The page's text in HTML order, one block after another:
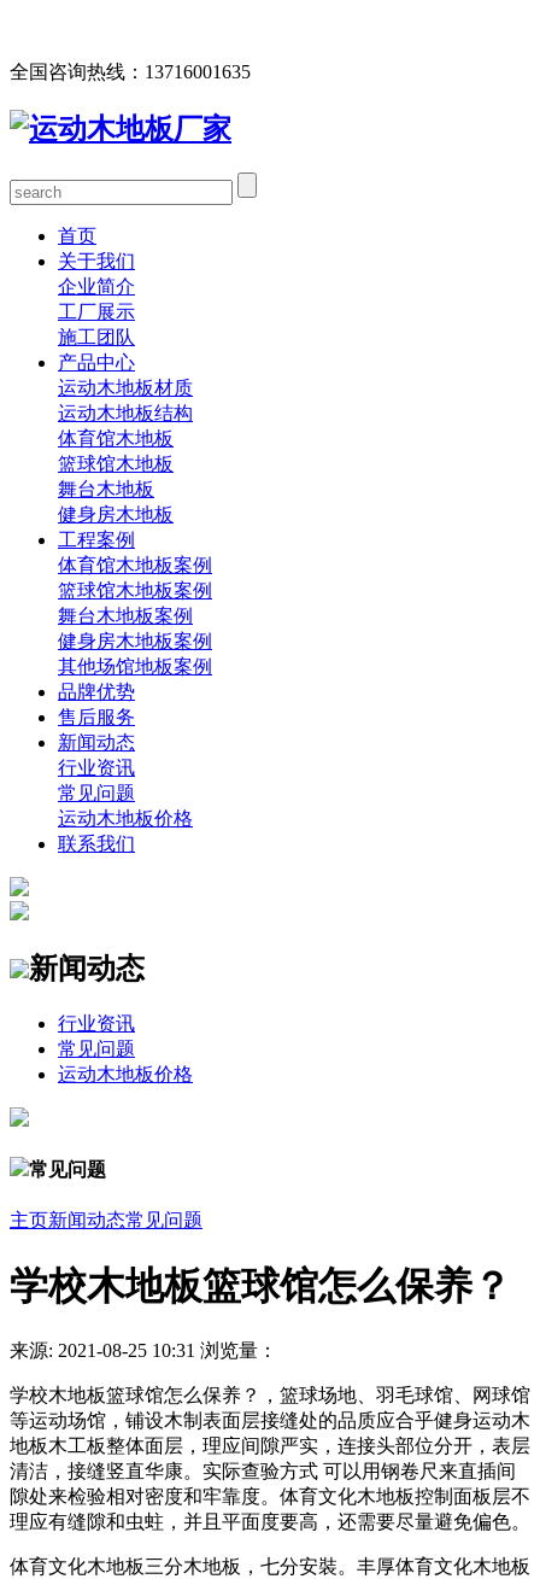
全国咨询热线： 13716001635
首页
关于我们
企业简介
工厂展示
施工团队
产品中心
运动木地板材质
运动木地板结构
体育馆木地板
篮球馆木地板
舞台木地板
健身房木地板
工程案例
体育馆木地板案例
篮球馆木地板案例
舞台木地板案例
健身房木地板案例
其他场馆地板案例
品牌优势
售后服务
新闻动态
行业资讯
常见问题
运动木地板价格
联系我们
新闻动态
行业资讯
常见问题
运动木地板价格
常见问题
主页新闻动态常见问题
学校木地板篮球馆怎么保养？
来源: 2021-08-25 10:31 浏览量：
学校木地板篮球馆怎么保养？，篮球场地、羽毛球馆、网球馆
等运动场馆，铺设木制表面层接缝处的品质应合乎健身运动木
地板木工板整体面层，理应间隙严实，连接头部位分开，表层
清洁，接缝竖直华康。实际查验方式 可以用钢卷尺来直插间
隙处来检验相对密度和牢靠度。体育文化木地板控制面板层不
理应有缝隙和虫蛀，并且平面度要高，还需要尽量避免偏色。
体育文化木地板三分木地板，七分安裝。丰厚体育文化木地板